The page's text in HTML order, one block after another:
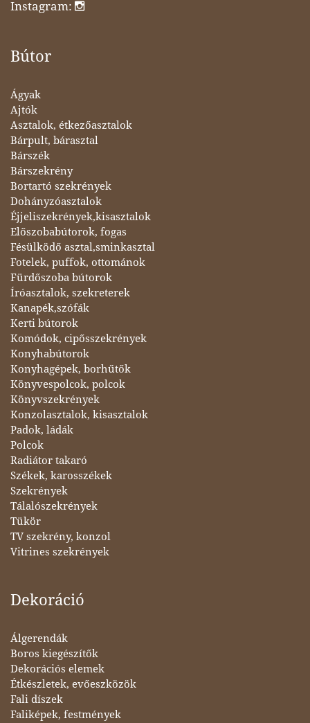
Instagram:
Bútor
Ágyak
Ajtók
Asztalok, étkezőasztalok
Bárpult, bárasztal
Bárszék
Bárszekrény
Bortartó szekrények
Dohányzóasztalok
Éjjeliszekrények,kisasztalok
Előszobabútorok, fogas
Fésülködő asztal,sminkasztal
Fotelek, puffok, ottománok
Fürdőszoba bútorok
Íróasztalok, szekreterek
Kanapék,szófák
Kerti bútorok
Komódok, cipősszekrények
Konyhabútorok
Konyhagépek, borhűtők
Könyvespolcok, polcok
Könyvszekrények
Konzolasztalok, kisasztalok
Padok, ládák
Polcok
Radiátor takaró
Székek, karosszékek
Szekrények
Tálalószekrények
Tükör
TV szekrény, konzol
Vitrines szekrények
Dekoráció
Álgerendák
Boros kiegészítők
Dekorációs elemek
Étkészletek, evőeszközök
Fali díszek
Faliképek, festmények